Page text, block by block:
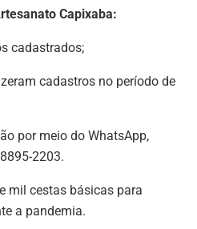
Capixaba:
cadastrados;
cadastros no período de
por meio do WhatsApp,
2203.
mil cestas básicas para
a pandemia.